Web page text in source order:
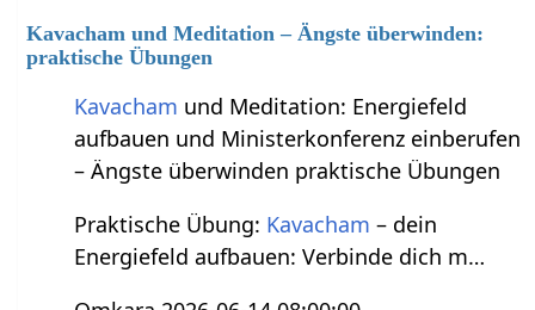
Kavacham und Meditation – Ängste überwinden:
praktische Übungen
Kavacham und Meditation: Energiefeld
aufbauen und Ministerkonferenz einberufen
– Ängste überwinden praktische Übungen
Praktische Übung: Kavacham – dein
Energiefeld aufbauen: Verbinde dich m…